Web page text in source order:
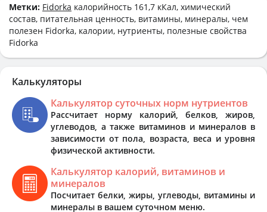
Метки: Fidorka калорийность 161,7 кКал, химический
состав, питательная ценность, витамины, минералы, чем
полезен Fidorka, калории, нутриенты, полезные свойства
Fidorka
Калькуляторы
Калькулятор суточных норм нутриентов
Рассчитает норму калорий, белков, жиров,
углеводов, а также витаминов и минералов в
зависимости от пола, возраста, веса и уровня
физической активности.
Калькулятор калорий, витаминов и
минералов
Посчитает белки, жиры, углеводы, витамины и
минералы в вашем суточном меню.